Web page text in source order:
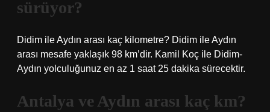
sürüyor?
Didim ile Aydın arası kaç kilometre? Didim ile Aydın
arası mesafe yaklaşık 98 km’dir. Kamil Koç ile Didim-
Aydın yolculuğunuz en az 1 saat 25 dakika sürecektir.
Antalya ve Aydın arası kaç km?